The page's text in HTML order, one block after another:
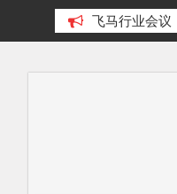
飞马行业会议
源数据融合精细化三维重建研